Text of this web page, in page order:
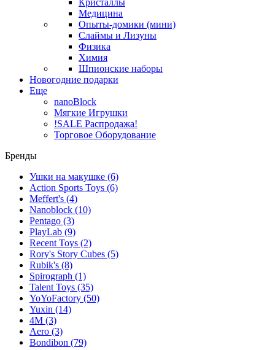
Кристаллы
Медицина
Опыты-домики (мини)
Слаймы и Лизуны
Физика
Химия
Шпионские наборы
Новогодние подарки
Еще
nanoBlock
Мягкие Игрушки
!SALE Распродажа!
Торговое Оборудование
Бренды
Ушки на макушке (6)
Action Sports Toys (6)
Meffert's (4)
Nanoblock (10)
Pentago (3)
PlayLab (9)
Recent Toys (2)
Rory's Story Cubes (5)
Rubik's (8)
Spirograph (1)
Talent Toys (35)
YoYoFactory (50)
Yuxin (14)
4M (3)
Aero (3)
Bondibon (79)